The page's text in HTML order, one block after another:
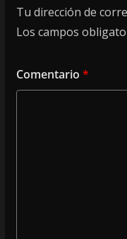
Tu dirección de
Los campos
Comentario *